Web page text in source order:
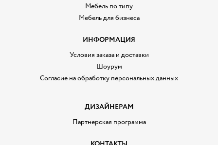
Мебель по типу
Мебель для бизнеса
ИНФОРМАЦИЯ
Условия заказа и доставки
Шоурум
Согласие на обработку персональных данных
ДИЗАЙНЕРАМ
Партнерская программа